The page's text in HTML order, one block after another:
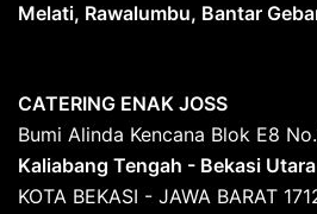
Melati, Rawalumbu, Bantar
CATERING ENAK JOSS
Bumi Alinda Kencana Blok E8
Kaliabang Tengah - Bekasi Utara
KOTA BEKASI - JAWA BARAT